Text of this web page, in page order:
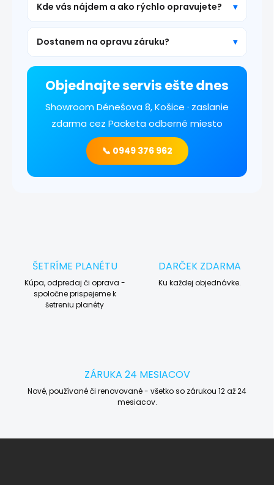
Kde vás nájdem a ako rýchlo opravujete?
Dostanem na opravu záruku?
Objednajte servis ešte dnes
Showroom Dénešova 8, Košice · zaslanie
zdarma cez Packeta odberné miesto
📞 0949 376 962
ŠETRÍME PLANÉTU
Kúpa, odpredaj či oprava -
spoločne prispejeme k
šetreniu planéty
DARČEK ZDARMA
Ku každej objednávke.
ZÁRUKA 24 MESIACOV
Nové, používané či renovované - všetko so zárukou 12 až 24
mesiacov.